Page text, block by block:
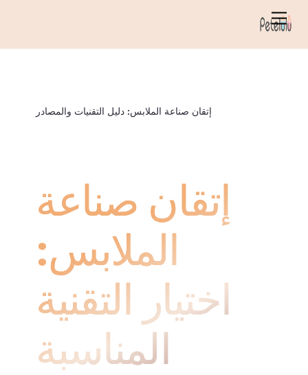
تخطي
قائمة
الطعام
إتقان صناعة الملابس: دليل التقنيات والمصادر
إتقان صناعة
الملابس:
اختيار التقنية
المناسبة